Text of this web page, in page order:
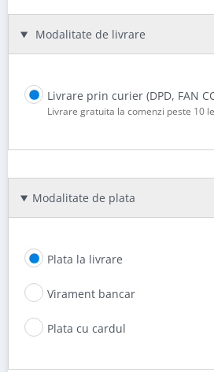
Modalitate de livrare
Livrare prin curier (DPD, FAN
Livrare gratuita la comenzi peste 10
Modalitate de plata
Plata la livrare
Virament bancar
Plata cu cardul